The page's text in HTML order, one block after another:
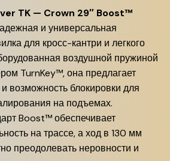
TK — Crown 29″ Boost™
и универсальная
для кросс-кантри и легкого
воздушной пружиной
TurnKey™, она предлагает
возможность блокировки для
на подъемах.
Boost™ обеспечивает
на трассе, а ход в 130 мм
преодолевать неровности и